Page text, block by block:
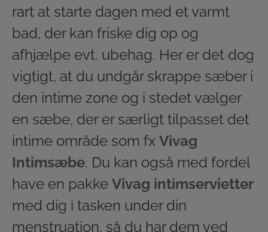
rart at starte dagen med et varmt
bad, der kan friske dig op og
afhjælpe evt. ubehag. Her er det dog
vigtigt, at du undgår skrappe sæber i
den intime zone og i stedet vælger
en sæbe, der er særligt tilpasset det
intime område som fx Vivag
Intimsæbe. Du kan også med fordel
have en pakke Vivag intimservietter
med dig i tasken under din
menstruation, så du har dem ved